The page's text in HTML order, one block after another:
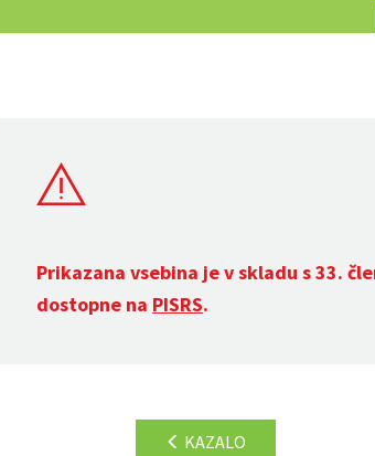
Prikazana vsebina je v skladu s 33.
dostopne na PISRS.
KAZALO